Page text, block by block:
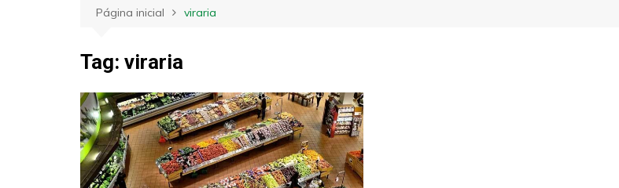
Página inicial viraria
Tag: viraria